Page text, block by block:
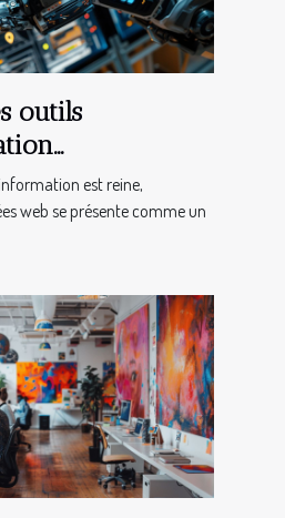
outils
l'extraction de
est reine,
web se présente comme un